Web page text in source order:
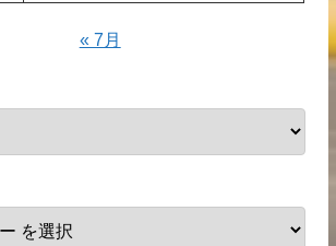
« 7月